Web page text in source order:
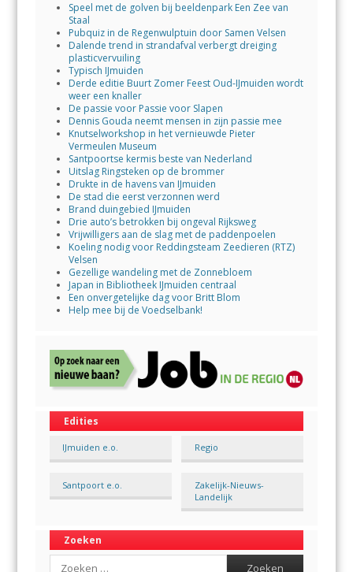
Speel met de golven bij beeldenpark Een Zee van
Staal
Pubquiz in de Regenwulptuin door Samen Velsen
Dalende trend in strandafval verbergt dreiging
plasticvervuiling
Typisch IJmuiden
Derde editie Buurt Zomer Feest Oud-IJmuiden wordt
weer een knaller
De passie voor Passie voor Slapen
Dennis Gouda neemt mensen in zijn passie mee
Knutselworkshop in het vernieuwde Pieter
Vermeulen Museum
Santpoortse kermis beste van Nederland
Uitslag Ringsteken op de brommer
Drukte in de havens van IJmuiden
De stad die eerst verzonnen werd
Brand duingebied IJmuiden
Drie auto’s betrokken bij ongeval Rijksweg
Vrijwilligers aan de slag met de paddenpoelen
Koeling nodig voor Reddingsteam Zeedieren (RTZ)
Velsen
Gezellige wandeling met de Zonnebloem
Japan in Bibliotheek IJmuiden centraal
Een onvergetelijke dag voor Britt Blom
Help mee bij de Voedselbank!
Edities
IJmuiden e.o. Regio
Santpoort e.o.
Zakelijk-Nieuws-
Landelijk
Zoeken
Search